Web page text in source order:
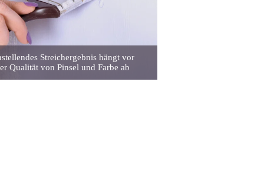
Streichergebnis hängt vor
Qualität von Pinsel und Farbe ab